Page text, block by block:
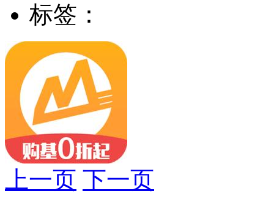
标签：
上一页 下一页